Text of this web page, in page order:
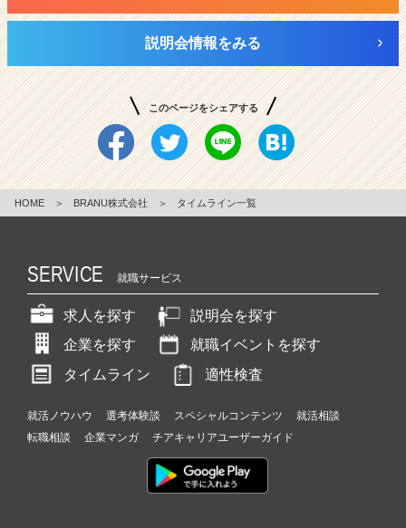
ト
チ
リ
ア
（C
e
r）
説明会情報をみる
このページをシェアする
HOME ＞ BRANU株式会社 ＞ タイムライン一覧
SERVICE 就職サービス
求人を探す
説明会を探す
企業を探す
就職イベントを探す
タイムライン
適性検査
就活ノウハウ 選考体験談 スペシャルコンテンツ
就活相談
転職相談
企業マンガ チアキャリアユーザーガイド